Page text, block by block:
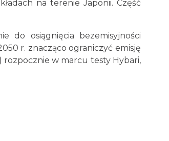
na terenie Japonii. Część
do osiągnięcia bezemisyjności
r. znacząco ograniczyć emisję
rozpocznie w marcu testy Hybari,